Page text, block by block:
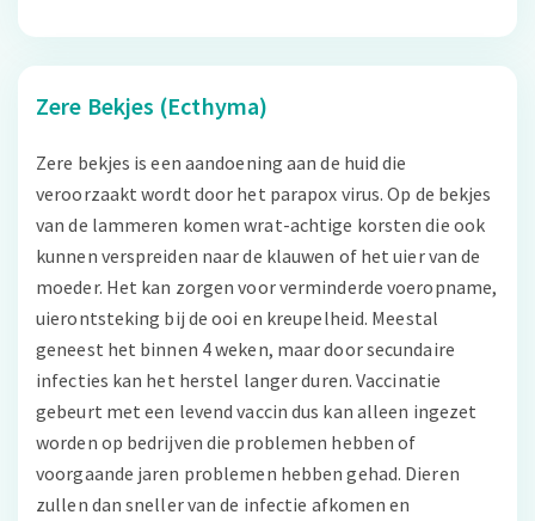
Zere Bekjes (Ecthyma)
Zere bekjes is een aandoening aan de huid die
veroorzaakt wordt door het parapox virus. Op de bekjes
van de lammeren komen wrat-achtige korsten die ook
kunnen verspreiden naar de klauwen of het uier van de
moeder. Het kan zorgen voor verminderde voeropname,
uierontsteking bij de ooi en kreupelheid. Meestal
geneest het binnen 4 weken, maar door secundaire
infecties kan het herstel langer duren. Vaccinatie
gebeurt met een levend vaccin dus kan alleen ingezet
worden op bedrijven die problemen hebben of
voorgaande jaren problemen hebben gehad. Dieren
zullen dan sneller van de infectie afkomen en